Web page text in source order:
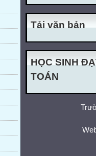
Tải văn bản
HỌC SINH
TOÁN